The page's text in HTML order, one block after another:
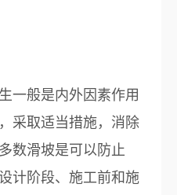
般是内外因素作用
采取适当措施，消除
数滑坡是可以防止
计阶段、施工前和施